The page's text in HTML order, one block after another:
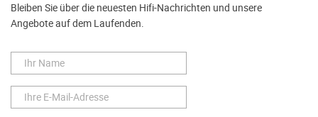
Bleiben Sie über die neuesten Hifi-Nachrichten und unsere
Angebote auf dem Laufenden.